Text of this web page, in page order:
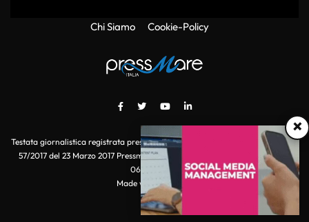
×
Chi Siamo Cookie-Policy
Testata giornalistica registrata presso il Tribunale di Roma con autorizzazione
57/2017 del 23 Marzo 2017 Pressmare.it è un marchio di S.P.E.N. Srl - P.IVA
06511641000
Made with
by POI